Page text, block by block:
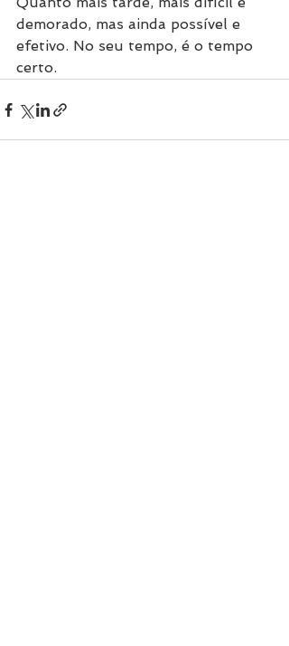
demorado, mas ainda possível e
efetivo. No seu tempo, é o tempo
certo.